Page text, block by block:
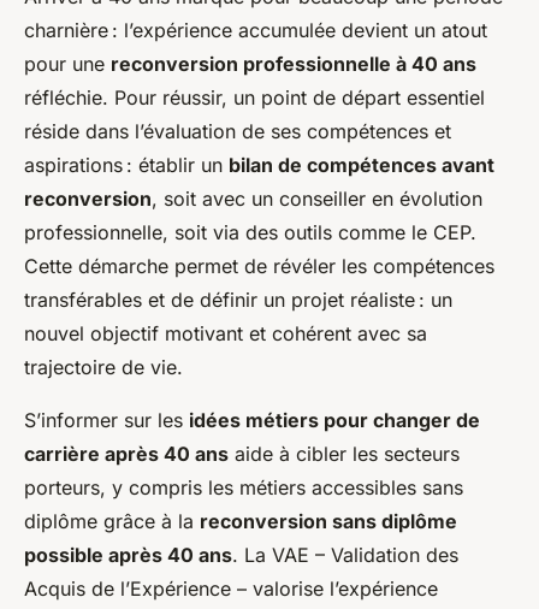
charnière : l’expérience accumulée devient un atout
pour une reconversion professionnelle à 40 ans
réfléchie. Pour réussir, un point de départ essentiel
réside dans l’évaluation de ses compétences et
aspirations : établir un bilan de compétences avant
reconversion, soit avec un conseiller en évolution
professionnelle, soit via des outils comme le CEP.
Cette démarche permet de révéler les compétences
transférables et de définir un projet réaliste : un
nouvel objectif motivant et cohérent avec sa
trajectoire de vie.
S’informer sur les idées métiers pour changer de
carrière après 40 ans aide à cibler les secteurs
porteurs, y compris les métiers accessibles sans
diplôme grâce à la reconversion sans diplôme
possible après 40 ans. La VAE – Validation des
Acquis de l’Expérience – valorise l’expérience